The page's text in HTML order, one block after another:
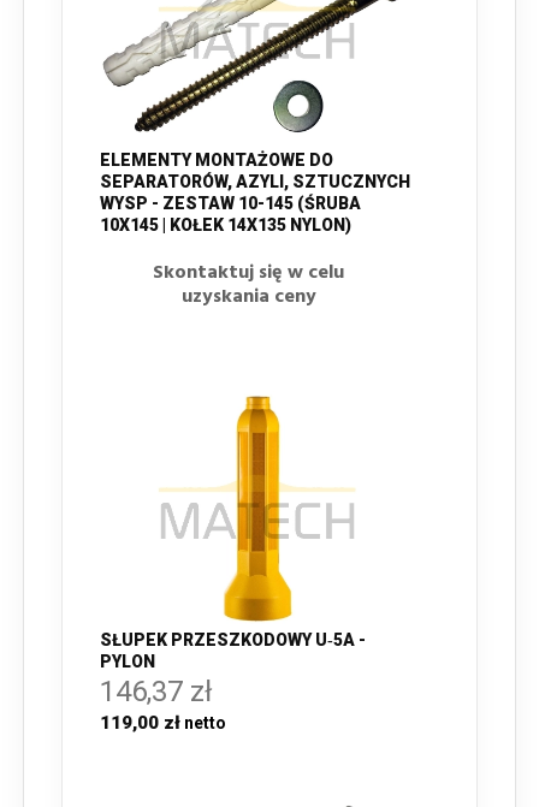
ELEMENTY MONTAŻOWE DO
SEPARATORÓW, AZYLI, SZTUCZNYCH
WYSP - ZESTAW 10-145 (ŚRUBA
10X145 | KOŁEK 14X135 NYLON)
Skontaktuj się w celu
uzyskania ceny
SŁUPEK PRZESZKODOWY U‑5A -
PYLON
146,37 zł
119,00 zł